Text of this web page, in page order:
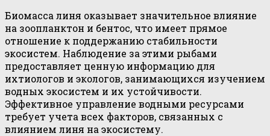
Биомасса линя оказывает значительное влияние
на зоопланктон и бентос, что имеет прямое
отношение к поддержанию стабильности
экосистем. Наблюдение за этими рыбами
предоставляет ценную информацию для
ихтиологов и экологов, занимающихся изучением
водных экосистем и их устойчивости.
Эффективное управление водными ресурсами
требует учета всех факторов, связанных с
влиянием линя на экосистему.